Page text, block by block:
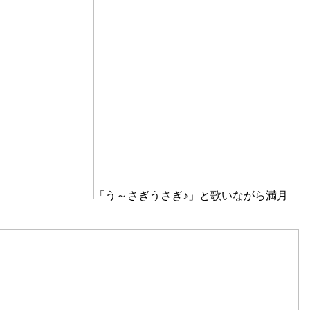
「う～さぎうさぎ♪」と歌いながら満月